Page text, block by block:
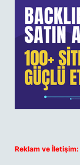
Reklam ve İletişim: